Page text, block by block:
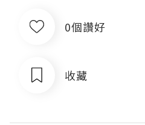
0個讚好
收藏